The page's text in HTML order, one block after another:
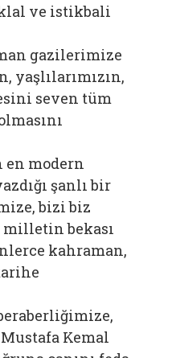
ve istikbali
gazilerimize
yaşlılarımızın,
seven tüm
en modern
şanlı bir
bizi biz
milletin bekası
kahraman,
Kemal